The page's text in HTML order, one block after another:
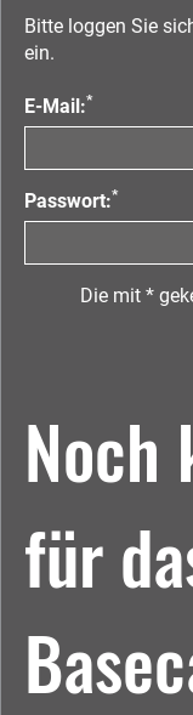
Bitte loggen Sie
ein.
E-Mail:*
Passwort:*
Die mit *
Noch
für